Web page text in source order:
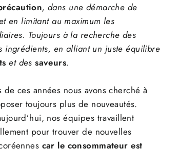
, dans une démarche de
en limitant au maximum les
Toujours à la recherche des
ingrédients, en alliant un juste équilibre
et dessaveurs.
de ces années nous avons cherché à
toujours plus de nouveautés.
nos équipes travaillent
pour trouver de nouvelles
car le consommateur est